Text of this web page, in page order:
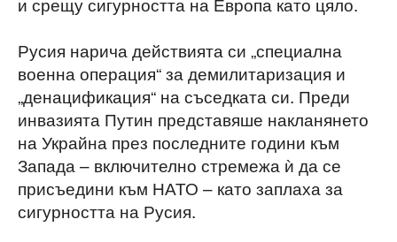
Русия нарича действията си „специална
военна операция“ за демилитаризация и
„денацификация“ на съседката си. Преди
инвазията Путин представяше накланянето
на Украйна през последните години към
Запада – включително стремежа ѝ да се
присъедини към НАТО – като заплаха за
сигурността на Русия.